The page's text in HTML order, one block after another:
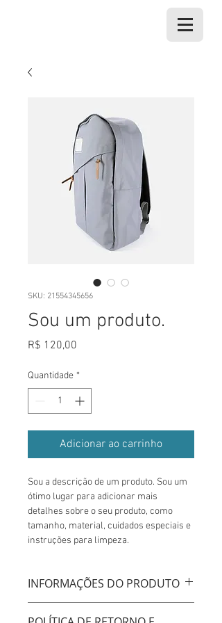
SKU: 21554345656
Sou um produto.
R$ 120,00
Quantidade *
Adicionar ao carrinho
Sou a descrição de um produto. Sou um
ótimo lugar para adicionar mais
detalhes sobre o seu produto, como
tamanho, material, cuidados especiais e
instruções para limpeza.
INFORMAÇÕES DO PRODUTO